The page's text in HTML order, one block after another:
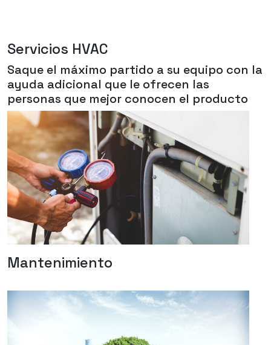
Servicios HVAC
Saque el máximo partido a su equipo con la
ayuda adicional que le ofrecen las
personas que mejor conocen el producto
Mantenimiento